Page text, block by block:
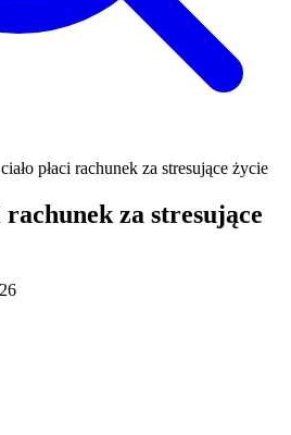
płaci rachunek za stresujące życie
rachunek za stresujące